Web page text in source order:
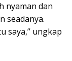
nyaman dan
seadanya.
saya,” ungkap